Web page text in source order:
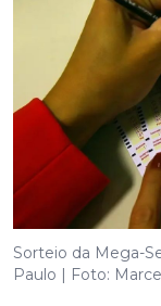
Sorteio da Mega-
Paulo | Foto: